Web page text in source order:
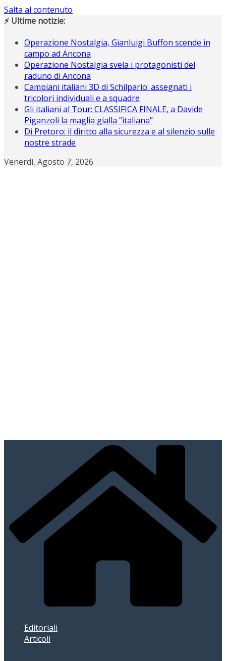
Salta al contenuto
⚡ Ultime notizie:
Operazione Nostalgia, Gianluigi Buffon scende in
campo ad Ancona
Operazione Nostalgia svela i protagonisti del
raduno di Ancona
Campiani italiani 3D di Schilpario: assegnati i
tricolori individuali e a squadre
Gli italiani al Tour: CLASSIFICA FINALE, a Davide
Piganzoli la maglia gialla “italiana”
Di Pretoro: il diritto alla sicurezza e al silenzio sulle
nostre strade
Venerdì, Agosto 7, 2026
Editoriali
Articoli